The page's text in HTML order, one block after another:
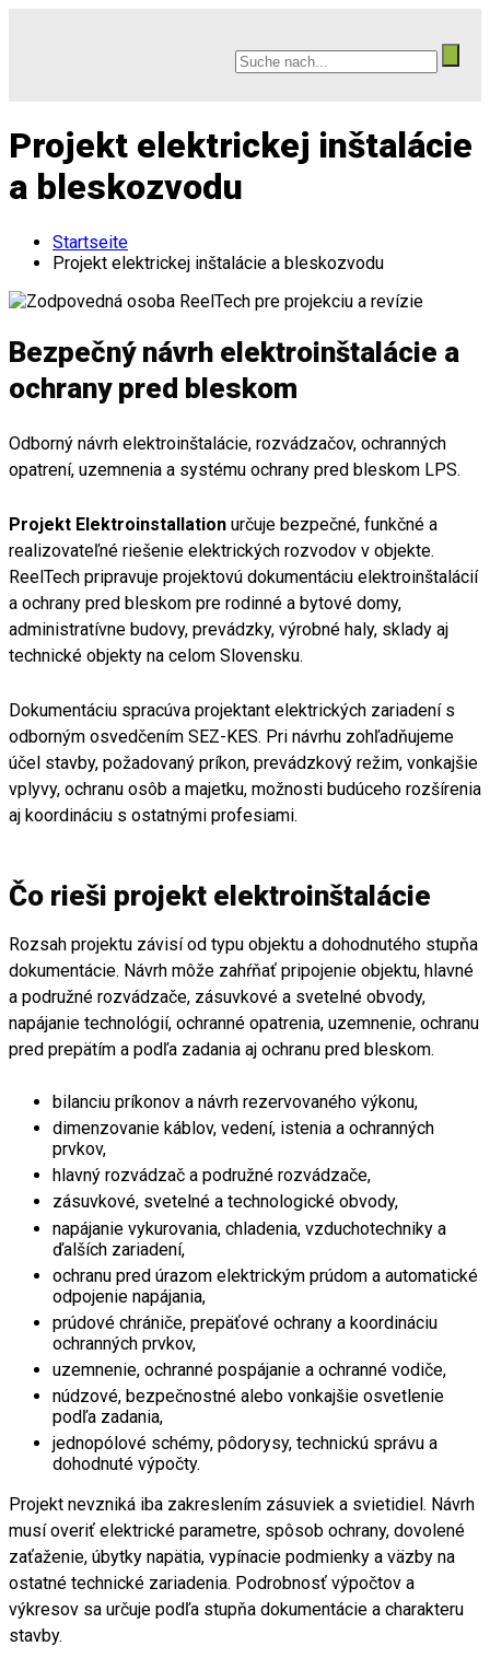
Projekt elektrickej inštalácie
a bleskozvodu
Startseite
Projekt elektrickej inštalácie a bleskozvodu
Bezpečný návrh elektroinštalácie a
ochrany pred bleskom
Odborný návrh elektroinštalácie, rozvádzačov, ochranných
opatrení, uzemnenia a systému ochrany pred bleskom LPS.
Projekt Elektroinstallation určuje bezpečné, funkčné a
realizovateľné riešenie elektrických rozvodov v objekte.
ReelTech pripravuje projektovú dokumentáciu elektroinštalácií
a ochrany pred bleskom pre rodinné a bytové domy,
administratívne budovy, prevádzky, výrobné haly, sklady aj
technické objekty na celom Slovensku.
Dokumentáciu spracúva projektant elektrických zariadení s
odborným osvedčením SEZ-KES. Pri návrhu zohľadňujeme
účel stavby, požadovaný príkon, prevádzkový režim, vonkajšie
vplyvy, ochranu osôb a majetku, možnosti budúceho rozšírenia
aj koordináciu s ostatnými profesiami.
Čo rieši projekt elektroinštalácie
Rozsah projektu závisí od typu objektu a dohodnutého stupňa
dokumentácie. Návrh môže zahŕňať pripojenie objektu, hlavné
a podružné rozvádzače, zásuvkové a svetelné obvody,
napájanie technológií, ochranné opatrenia, uzemnenie, ochranu
pred prepätím a podľa zadania aj ochranu pred bleskom.
bilanciu príkonov a návrh rezervovaného výkonu,
dimenzovanie káblov, vedení, istenia a ochranných
prvkov,
hlavný rozvádzač a podružné rozvádzače,
zásuvkové, svetelné a technologické obvody,
napájanie vykurovania, chladenia, vzduchotechniky a
ďalších zariadení,
ochranu pred úrazom elektrickým prúdom a automatické
odpojenie napájania,
prúdové chrániče, prepäťové ochrany a koordináciu
ochranných prvkov,
uzemnenie, ochranné pospájanie a ochranné vodiče,
núdzové, bezpečnostné alebo vonkajšie osvetlenie
podľa zadania,
jednopólové schémy, pôdorysy, technickú správu a
dohodnuté výpočty.
Projekt nevzniká iba zakreslením zásuviek a svietidiel. Návrh
musí overiť elektrické parametre, spôsob ochrany, dovolené
zaťaženie, úbytky napätia, vypínacie podmienky a väzby na
ostatné technické zariadenia. Podrobnosť výpočtov a
výkresov sa určuje podľa stupňa dokumentácie a charakteru
stavby.